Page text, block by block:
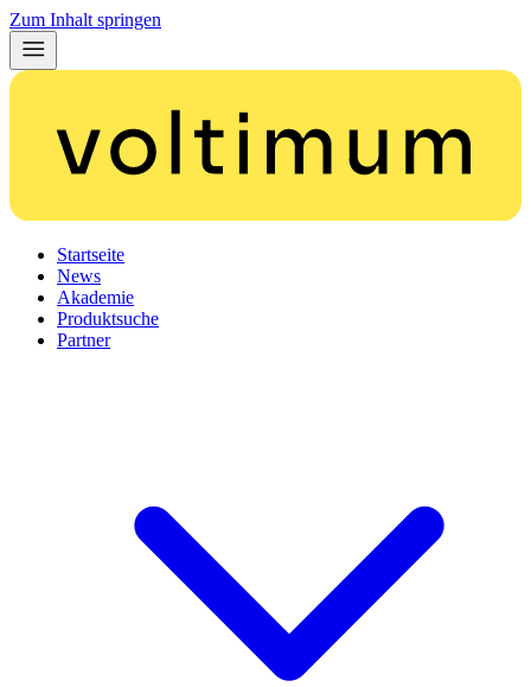
Zum Inhalt springen
Startseite
News
Akademie
Produktsuche
Partner